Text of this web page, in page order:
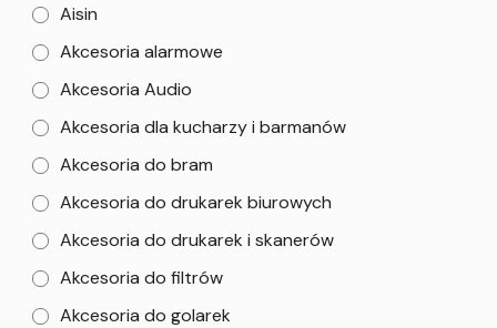
Aisin
Akcesoria alarmowe
Akcesoria Audio
Akcesoria dla kucharzy i barmanów
Akcesoria do bram
Akcesoria do drukarek biurowych
Akcesoria do drukarek i skanerów
Akcesoria do filtrów
Akcesoria do golarek